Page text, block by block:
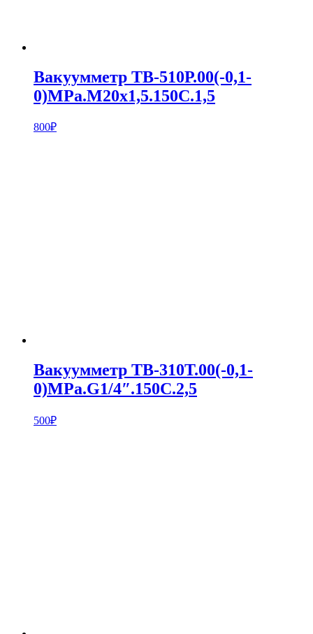
Вакуумметр ТВ-510Р.00(-0,1-
0)MPa.M20х1,5.150С.1,5
800₽
Вакуумметр ТВ-310Т.00(-0,1-
0)MPa.G1/4″.150С.2,5
500₽